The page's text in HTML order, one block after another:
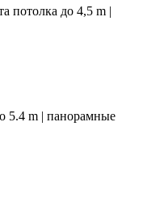
потолка до 4,5 m |
5.4 m | панорамные